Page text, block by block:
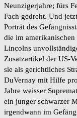
Neunzigerjahre; fürs
Fach gedreht. Und
Porträt des
die im
Lincolns
Zusatzartikel der US-
sie als gerichtliches
DuVernay mit Hilfe
Jahre weisser
ein junger schwarzer
irgendwann im